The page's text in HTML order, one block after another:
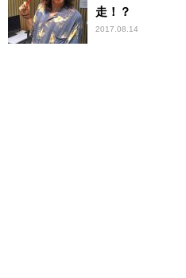
走！？
2017.08.14